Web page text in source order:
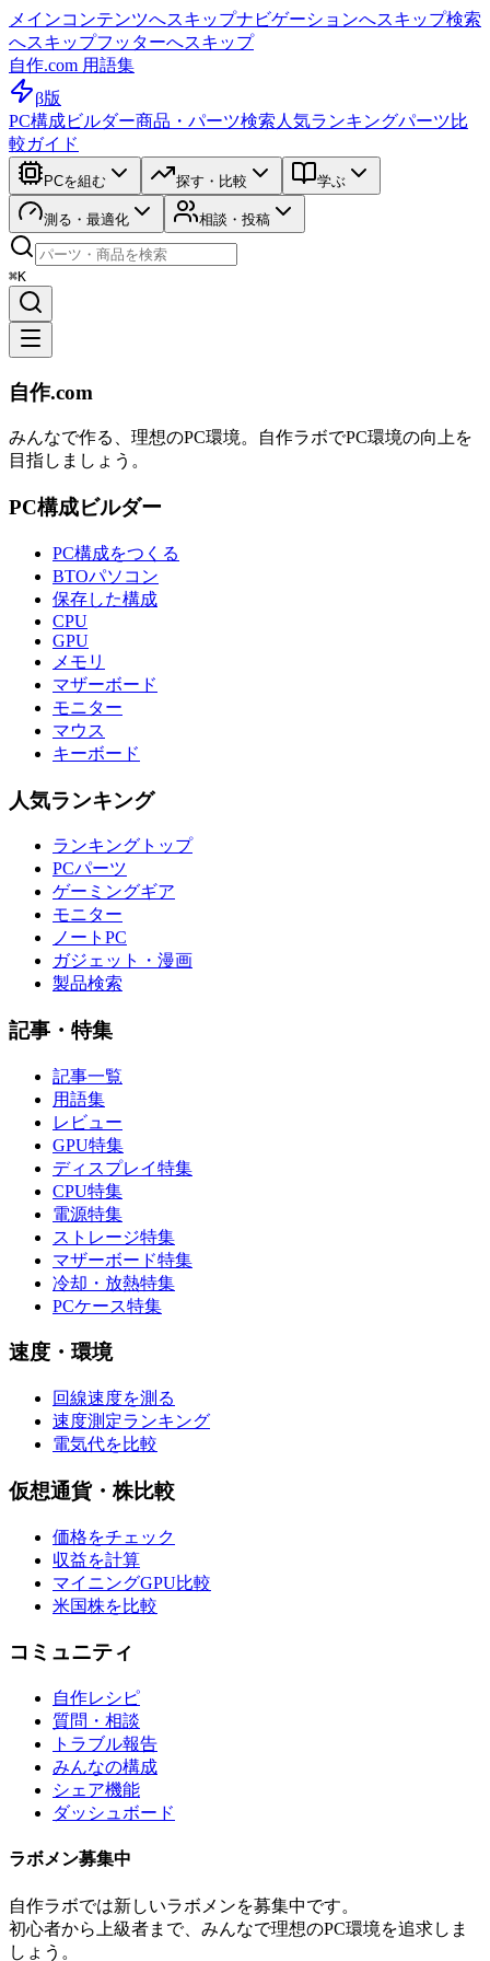
メインコンテンツへスキップナビゲーションへスキップ検索
へスキップフッターへスキップ
自作.com 用語集
β版
PC構成ビルダー商品・パーツ検索 人気ランキングパーツ比
較ガイド
PCを組む 探す・比較 学ぶ
測る・最適化 相談・投稿
⌘K
自作.com
みんなで作る、理想のPC環境。 自作ラボでPC環境の向上を
目指しましょう。
PC構成ビルダー
PC構成をつくる
BTOパソコン
保存した構成
CPU
GPU
メモリ
マザーボード
モニター
マウス
キーボード
人気ランキング
ランキングトップ
PCパーツ
ゲーミングギア
モニター
ノートPC
ガジェット・漫画
製品検索
記事・特集
記事一覧
用語集
レビュー
GPU特集
ディスプレイ特集
CPU特集
電源特集
ストレージ特集
マザーボード特集
冷却・放熱特集
PCケース特集
速度・環境
回線速度を測る
速度測定ランキング
電気代を比較
仮想通貨・株比較
価格をチェック
収益を計算
マイニングGPU比較
米国株を比較
コミュニティ
自作レシピ
質問・相談
トラブル報告
みんなの構成
シェア機能
ダッシュボード
ラボメン募集中
自作ラボでは新しいラボメンを募集中です。
初心者から上級者まで、みんなで理想のPC環境を追求しま
しょう。